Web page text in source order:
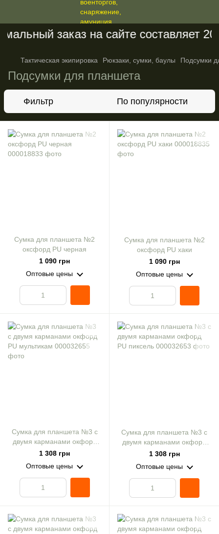
заказ на сайте составляет 200
Тактическая экипировка Рюкзаки, сумки, баулы Подсумки
Подсумки для планшета
Фильтр По популярности
Сумка для планшета №2
оксфорд PU черная
1 090 грн
Оптовые цены
Сумка для планшета №2
оксфорд PU хаки
1 090 грн
Оптовые цены
Сумка для планшета №3 с
двумя карманами окфорд
PU мультикам
1 308 грн
Оптовые цены
Сумка для планшета №3 с
двумя карманами окфорд
PU пиксель
1 308 грн
Оптовые цены